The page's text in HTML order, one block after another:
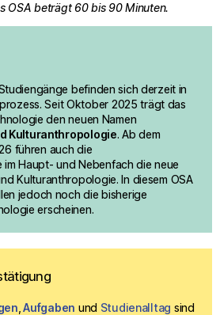
OSA beträgt 60 bis 90 Minuten.
befinden sich derzeit in
Seit Oktober 2025 trägt das
den neuen Namen
Kulturanthropologie. Ab dem
führen auch die
Haupt- und Nebenfach die neue
Kulturanthropologie. In diesem OSA
jedoch noch die bisherige
erscheinen.
Aufgaben und Studienalltag